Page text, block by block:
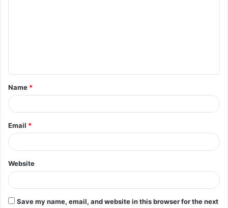
Name *
Email *
Website
Save my name, email, and website in this browser for the next